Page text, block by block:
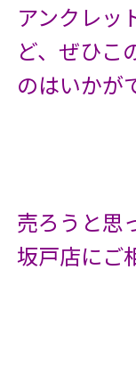
アンクレッ
ど、ぜひこ
のはいかが
売ろうと思
坂戸店にご